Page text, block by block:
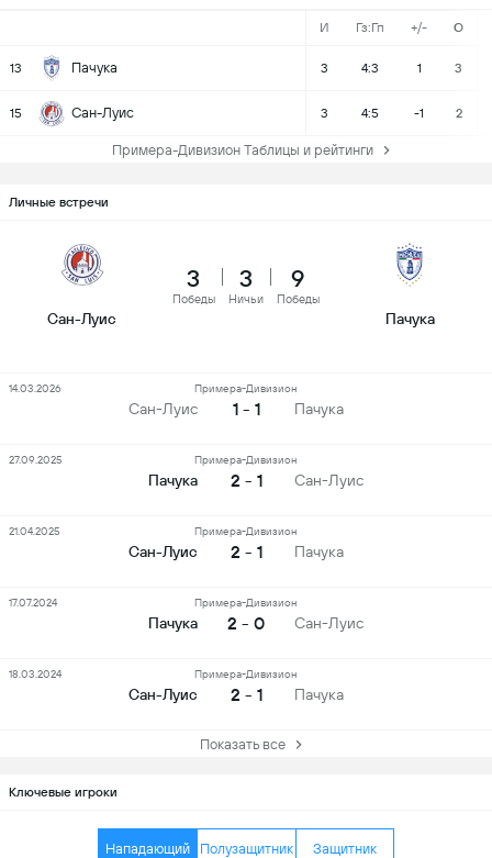
И Гз:Гп +/- О
13 Пачука 3 4:3 1 3
15 Сан-Луис 3 4:5 -1 2
Примера-Дивизион Таблицы и рейтинги
Ключевые игроки
Нападающий Полузащитник Защитник
Личные встречи
Сан-Луис
3
Победы
3
Ничьи
9
Победы
Пачука
Сан-Луис
Примера-Дивизион
1 - 1 Пачука
14.03.2026
Пачука
Примера-Дивизион
2 - 1 Сан-Луис
27.09.2025
Сан-Луис
Примера-Дивизион
2 - 1 Пачука
21.04.2025
Пачука
Примера-Дивизион
2 - 0 Сан-Луис
17.07.2024
Сан-Луис
Примера-Дивизион
2 - 1 Пачука
18.03.2024
Показать все